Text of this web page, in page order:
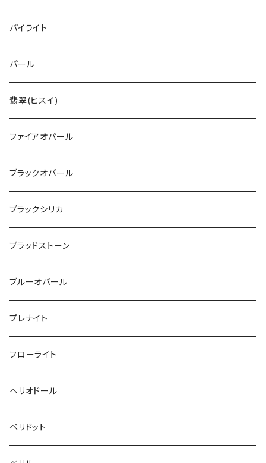
パイライト
パール
翡翠(ヒスイ)
ファイアオパール
ブラックオパール
ブラックシリカ
ブラッドストーン
ブルーオパール
プレナイト
フローライト
ヘリオドール
ペリドット